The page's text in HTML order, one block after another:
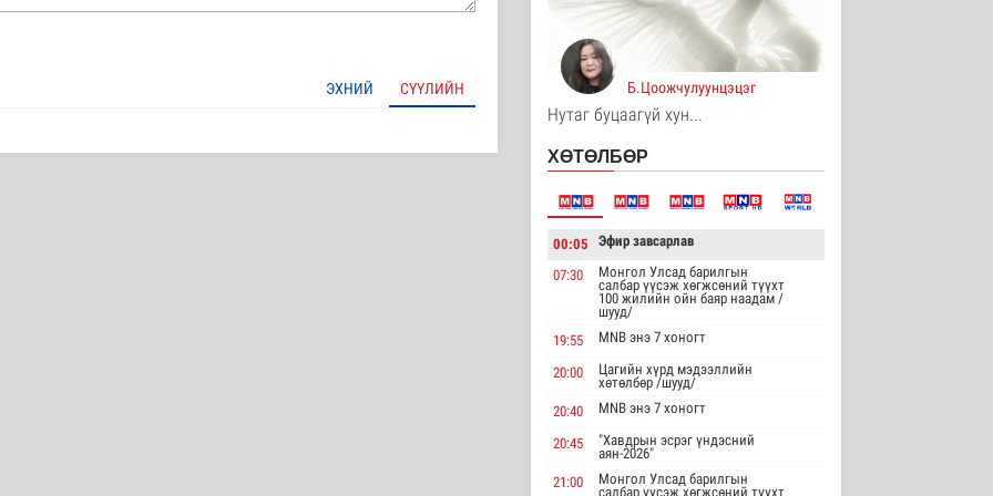
ЭХНИЙ СҮҮЛИЙН
17 цаг 42 минутын өмнө
Монгол анагаах ухааны
судалгааны баг
Архангай ай..
Эрүүл мэнд
17 цаг 42 минутын өмнө
экспортын бодлогы..
17 цаг 54 минутын өмнө
Трамп Ирантай
тохиролцоонд хүрэх
Дэлхийд
17 цаг 2 минутын өмнө
Европ даяар хэт халалт
эрчимжиж байна
Дэлхийд
Б.Цоожчулуунцэцэг
Нутаг буцаагүй хун...
ХӨТӨЛБӨР
00:05 Эфир завсарлав
07:30
Монгол Улсад барилгын
салбар үүсэж хөгжсөний түүхт
100 жилийн ойн баяр наадам /
шууд/
19:55
MNB энэ 7 хоногт
20:00
Цагийн хүрд мэдээллийн
хөтөлбөр /шууд/
20:40
MNB энэ 7 хоногт
20:45
"Хавдрын эсрэг үндэсний
аян-2026"
21:00
Монгол Улсад барилгын
салбар үүсэж хөгжсөний түүхт